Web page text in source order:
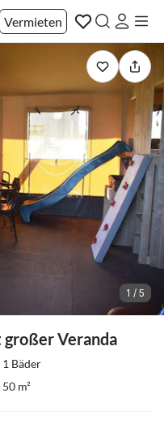
Vermieten
1 / 5
großer Veranda
1 Bäder
50 m²